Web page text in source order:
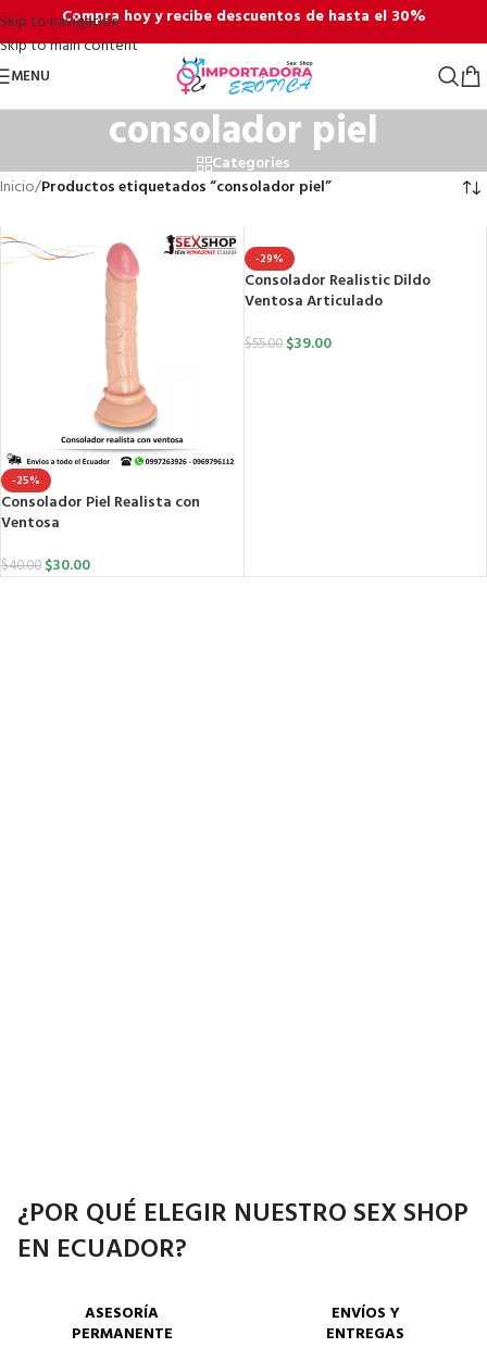
Skip to navigation
Skip to main content
Compra hoy y recibe descuentos de hasta el 30%
MENU
consolador piel
Categories
Inicio/Productos etiquetados “consolador piel”
-25%
Consolador Piel Realista con
Ventosa
$40.00 $30.00
-29%
Consolador Realistic Dildo
Ventosa Articulado
$55.00 $39.00
¿POR QUÉ ELEGIR NUESTRO SEX SHOP
EN ECUADOR?
ASESORÍA
PERMANENTE
ENVÍOS Y
ENTREGAS